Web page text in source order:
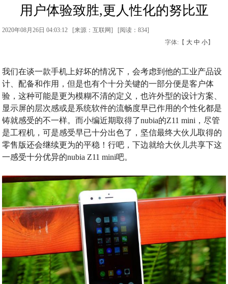
用户体验致胜,更人性化的努比亚
2020年08月26日 04:03:12 [来源：互联网] [阅读：834]
字体:【 大 中 小】
我们在谈一款手机上好坏的情况下，会考虑到他的工业产品设
计、配备和作用，但是也有个十分关键的一部分便是客户体
验，这种可能是更为模糊不清的定义，也许外型的设计方案、
显示屏的层次感或是系统软件的流畅度早已作用的个性化都是
铸就感受的不一样。而小编近期取得了nubia的Z11 mini，尽管
是工程机，可是感受早已十分出色了，坚信最终大伙儿取得的
零售版还会继续更为的平稳！行吧，下边就给大伙儿共享下这
一感受十分优异的nubia Z11 mini吧。